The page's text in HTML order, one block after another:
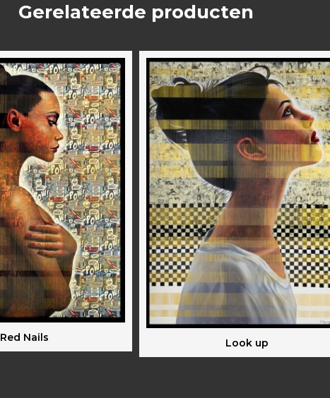
Gerelateerde producten
Red Nails
Look up